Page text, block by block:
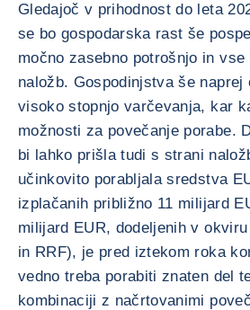
Gledajoč v prihodnost do leta
se bo gospodarska rast še
močno zasebno potrošnjo in
naložb. Gospodinjstva še naprej
visoko stopnjo varčevanja, kar
možnosti za povečanje porabe.
bi lahko prišla tudi s strani
učinkovito porabljala sredstva
izplačanih približno 11 milijard
milijard EUR, dodeljenih v
in RRF), je pred iztekom roka
vedno treba porabiti znaten del
kombinaciji z načrtovanimi